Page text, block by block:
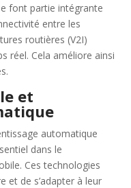
font partie intégrante
entre les
routières (V2I)
réel. Cela améliore ainsi
et
automatique
dans le
Ces technologies
et de s’adapter à leur